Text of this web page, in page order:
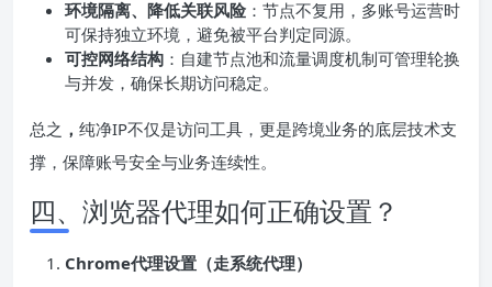
环境隔离、降低关联风险 ：节点不复用，多账号运营时
可保持独立环境，避免被平台判定同源。
可控网络结构 ：自建节点池和流量调度机制可管理轮换
与并发，确保长期访问稳定。
总之 ， 纯净IP不仅是访问工具，更是跨境业务的底层技术支
撑，保障账号安全与业务连续性。
四、浏览器代理如何正确设置？
Chrome代理设置（走系统代理）